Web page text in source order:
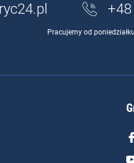
Pracujemy od